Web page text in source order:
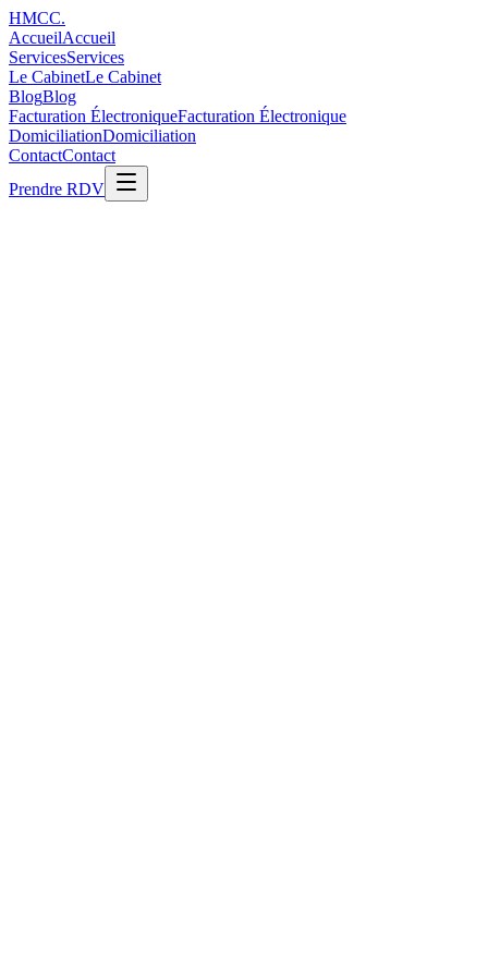
HMCC.
AccueilAccueil
ServicesServices
Le CabinetLe Cabinet
BlogBlog
Facturation ÉlectroniqueFacturation Électronique
DomiciliationDomiciliation
ContactContact
Prendre RDV